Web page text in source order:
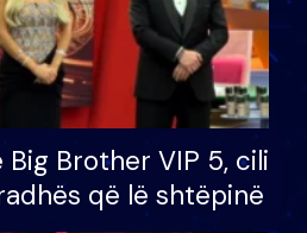
Brother VIP 5, cili
që lë shtëpinë